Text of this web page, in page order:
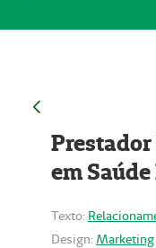
em
Texto:
Design: Marketing